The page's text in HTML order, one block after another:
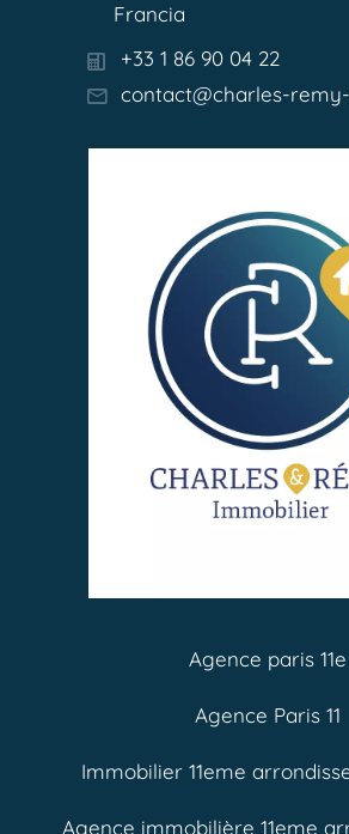
Francia
+33 1 86 90 04 22
contact@charles-
Agence paris 11e
Agence Paris 11
Immobilier 11eme
Agence immobilière 11eme